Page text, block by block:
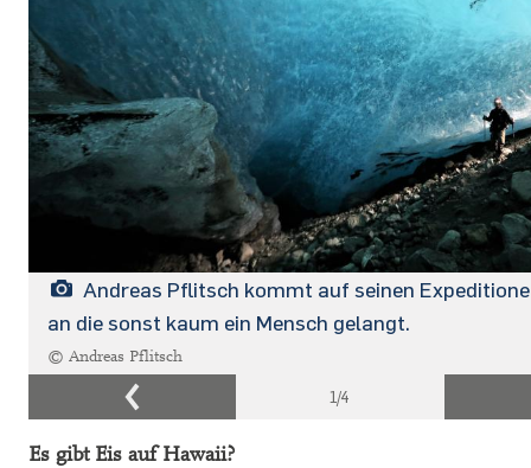
Andreas Pflitsch kommt auf seinen
an die sonst kaum ein Mensch gelangt.
© Andreas Pflitsch
1/4
Es gibt Eis auf Hawaii?